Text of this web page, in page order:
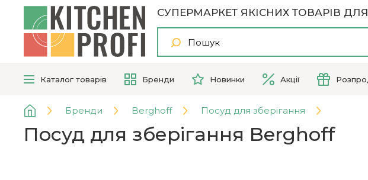
СУПЕРМАРКЕТ ЯКІСНИХ ТОВАРІВ ДЛЯ
Каталог товарів Бренди Новинки Акції
Бренди Berghoff Посуд для зберігання
Посуд для зберігання Berghoff